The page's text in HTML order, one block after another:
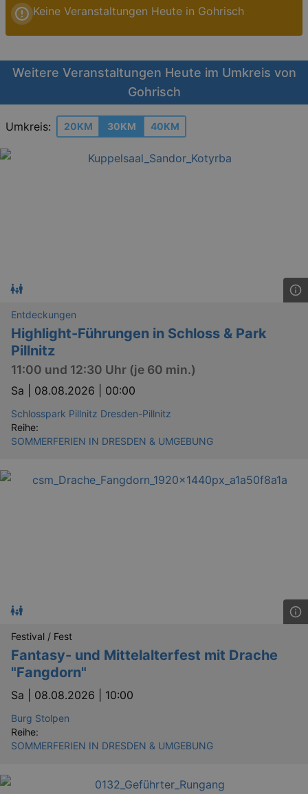
Keine Veranstaltungen Heute in Gohrisch
Weitere Veranstaltungen Heute im Umkreis von
Gohrisch
Umkreis: 20KM 30KM 40KM
Entdeckungen
Highlight-Führungen in Schloss & Park
Pillnitz
11:00 und 12:30 Uhr (je 60 min.)
Sa | 08.08.2026 | 00:00
Schlosspark Pillnitz Dresden-Pillnitz
Reihe:
SOMMERFERIEN IN DRESDEN & UMGEBUNG
Festival / Fest
Fantasy- und Mittelalterfest mit Drache
"Fangdorn"
Sa | 08.08.2026 | 10:00
Burg Stolpen
Reihe:
SOMMERFERIEN IN DRESDEN & UMGEBUNG